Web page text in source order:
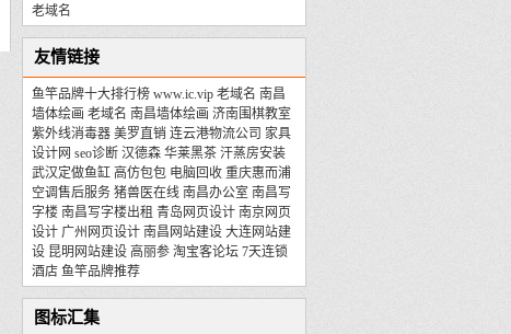
老域名
友情链接
鱼竿品牌十大排行榜 www.ic.vip 老域名 南昌
墙体绘画 老域名 南昌墙体绘画 济南围棋教室
紫外线消毒器 美罗直销 连云港物流公司 家具
设计网 seo诊断 汉德森 华莱黑茶 汗蒸房安装
武汉定做鱼缸 高仿包包 电脑回收 重庆惠而浦
空调售后服务 猪兽医在线 南昌办公室 南昌写
字楼 南昌写字楼出租 青岛网页设计 南京网页
设计 广州网页设计 南昌网站建设 大连网站建
设 昆明网站建设 高丽参 淘宝客论坛 7天连锁
酒店 鱼竿品牌推荐
图标汇集